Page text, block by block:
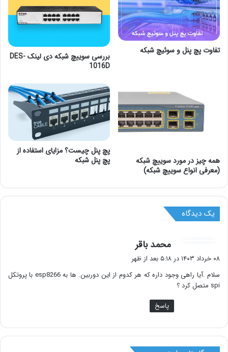
تفاوت پچ پنل و سوئیچ شبکه
بررسی سوییچ شبکه دی لینک DES-
1016D
همه چیز در مورد سوییچ شبکه
(معرفی انواع سوییچ شبکه)
پچ پنل چیست؟ مزایای استفاده از
پچ پنل شبکه
یک دیدگاه
محمد باقر
ت
:
۰۸ خرداد ۱۴۰۳ در ۵:۱۸ بعد از ظهر
سلام .آیا راهی وجود داره که هر کدوم از این دوربین. ها به esp8266 با پروتکل
spi متصل کرد ؟
پاسخ